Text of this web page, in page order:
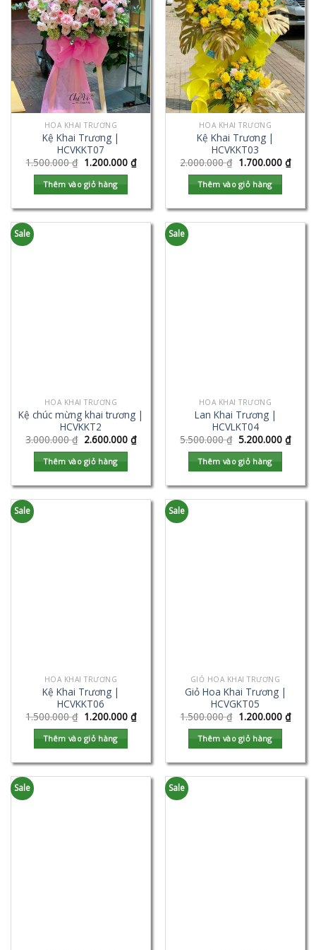
HOA KHAI TRƯƠNG
Kệ Khai Trương |
HCVKKT07
1.500.000₫ 1.200.000 ₫
Thêm vào giỏ hàng
HOA KHAI TRƯƠNG
Kệ Khai Trương |
HCVKKT03
2.000.000₫ 1.700.000 ₫
Thêm vào giỏ hàng
Sale
HOA KHAI TRƯƠNG
Kệ chúc mừng khai trương |
HCVKKT2
3.000.000₫ 2.600.000 ₫
Thêm vào giỏ hàng
Sale
HOA KHAI TRƯƠNG
Lan Khai Trương |
HCVLKT04
5.500.000₫ 5.200.000 ₫
Thêm vào giỏ hàng
Sale
HOA KHAI TRƯƠNG
Kệ Khai Trương |
HCVKKT06
1.500.000₫ 1.200.000 ₫
Thêm vào giỏ hàng
Sale
GIỎ HOA KHAI TRƯƠNG
Giỏ Hoa Khai Trương |
HCVGKT05
1.500.000₫ 1.200.000 ₫
Thêm vào giỏ hàng
Sale Sale